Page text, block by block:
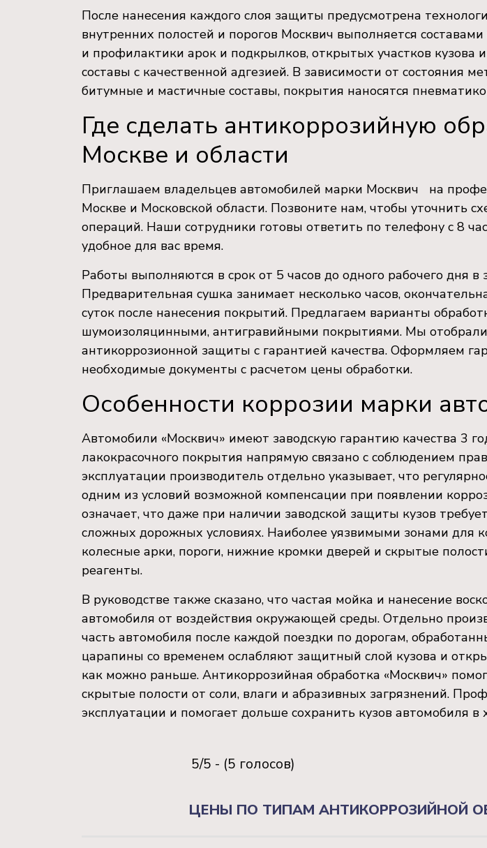
После нанесения каждого слоя защиты предусмотрена
внутренних полостей и порогов Москвич выполняется
и профилактики арок и подкрылков, открытых участков
составы с качественной адгезией. В зависимости от состояния
битумные и мастичные составы, покрытия наносятся
Где сделать антикоррозийную
Москве и области
Приглашаем владельцев автомобилей марки Москвич на
Москве и Московской области. Позвоните нам, чтобы уточнить
операций. Наши сотрудники готовы ответить по телефону с 8
удобное для вас время.
Работы выполняются в срок от 5 часов до одного рабочего дня
Предварительная сушка занимает несколько часов,
суток после нанесения покрытий. Предлагаем варианты
шумоизоляцинными, антигравийными покрытиями. Мы
антикоррозионной защиты с гарантией качества. Оформляем
необходимые документы с расчетом цены обработки.
Особенности коррозии марки
Автомобили «Москвич» имеют заводскую гарантию качества 3
лакокрасочного покрытия напрямую связано с соблюдением
эксплуатации производитель отдельно указывает, что
одним из условий возможной компенсации при появлении
означает, что даже при наличии заводской защиты кузов
сложных дорожных условиях. Наиболее уязвимыми зонами для
колесные арки, пороги, нижние кромки дверей и скрытые
реагенты.
В руководстве также сказано, что частая мойка и нанесение
автомобиля от воздействия окружающей среды. Отдельно
часть автомобиля после каждой поездки по дорогам,
царапины со временем ослабляют защитный слой кузова и
как можно раньше. Антикоррозийная обработка «Москвич»
скрытые полости от соли, влаги и абразивных загрязнений.
эксплуатации и помогает дольше сохранить кузов автомобиля в
5/5 - (5 голосов)
ЦЕНЫ ПО ТИПАМ АНТИКОРРОЗИЙНОЙ